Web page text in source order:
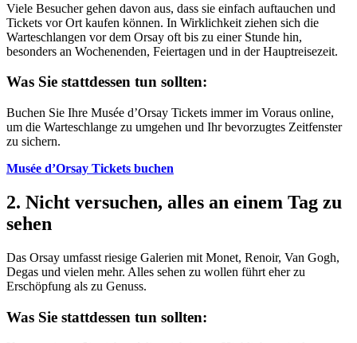
Viele Besucher gehen davon aus, dass sie einfach auftauchen und
Tickets vor Ort kaufen können. In Wirklichkeit ziehen sich die
Warteschlangen vor dem Orsay oft bis zu einer Stunde hin,
besonders an Wochenenden, Feiertagen und in der Hauptreisezeit.
Was Sie stattdessen tun sollten:
Buchen Sie Ihre Musée d’Orsay Tickets immer im Voraus online,
um die Warteschlange zu umgehen und Ihr bevorzugtes Zeitfenster
zu sichern.
Musée d’Orsay Tickets buchen
2. Nicht versuchen, alles an einem Tag zu
sehen
Das Orsay umfasst riesige Galerien mit Monet, Renoir, Van Gogh,
Degas und vielen mehr. Alles sehen zu wollen führt eher zu
Erschöpfung als zu Genuss.
Was Sie stattdessen tun sollten: